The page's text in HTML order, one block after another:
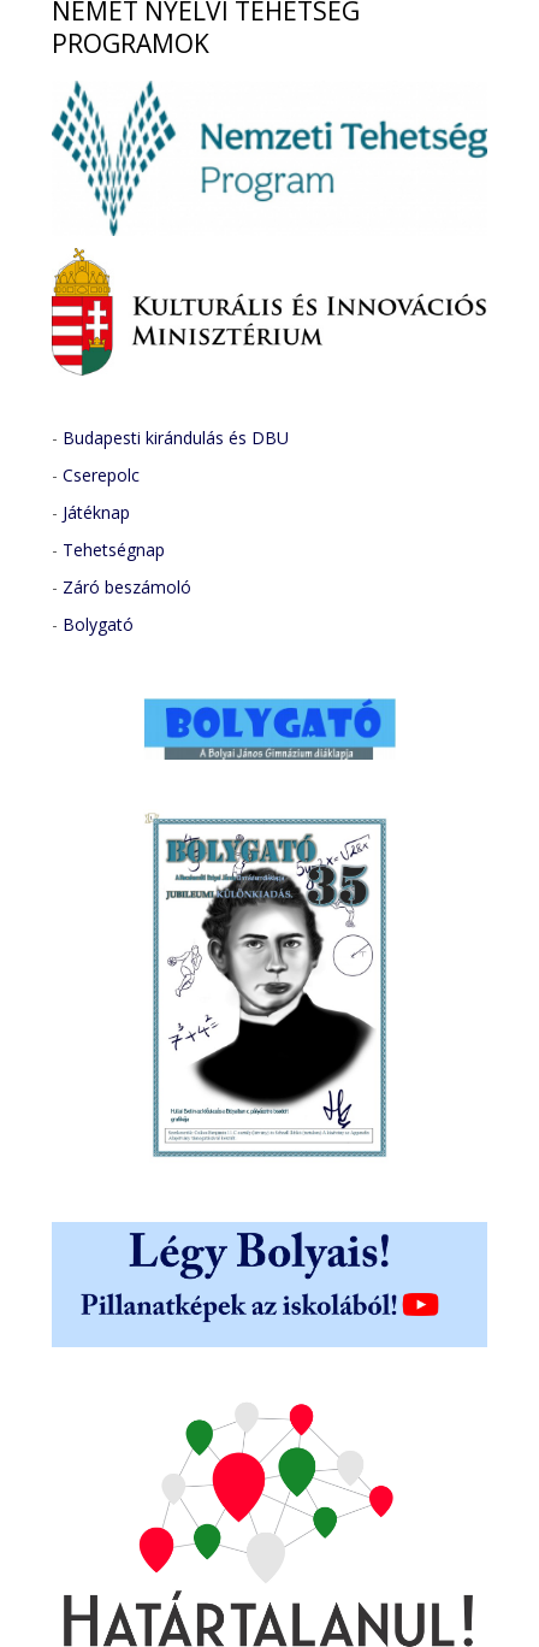
NÉMET NYELVI TEHETSÉG
PROGRAMOK
- Budapesti kirándulás és DBU
-Cserepolc
- Játéknap
- Tehetségnap
- Záró beszámoló
- Bolygató